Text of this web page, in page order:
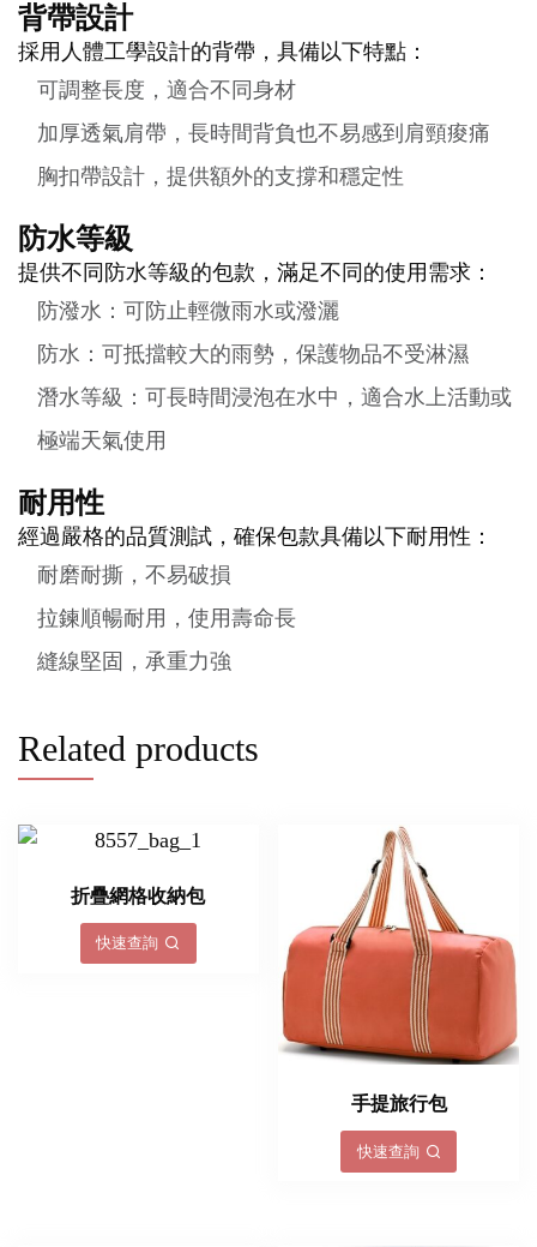
背帶設計
採用人體工學設計的背帶，具備以下特點：
可調整長度，適合不同身材
加厚透氣肩帶，長時間背負也不易感到肩頸痠痛
胸扣帶設計，提供額外的支撐和穩定性
防水等級
提供不同防水等級的包款，滿足不同的使用需求：
防潑水：可防止輕微雨水或潑灑
防水：可抵擋較大的雨勢，保護物品不受淋濕
潛水等級：可長時間浸泡在水中，適合水上活動或
極端天氣使用
耐用性
經過嚴格的品質測試，確保包款具備以下耐用性：
耐磨耐撕，不易破損
拉鍊順暢耐用，使用壽命長
縫線堅固，承重力強
Related products
折疊網格收納包
快速查詢
手提旅行包
快速查詢